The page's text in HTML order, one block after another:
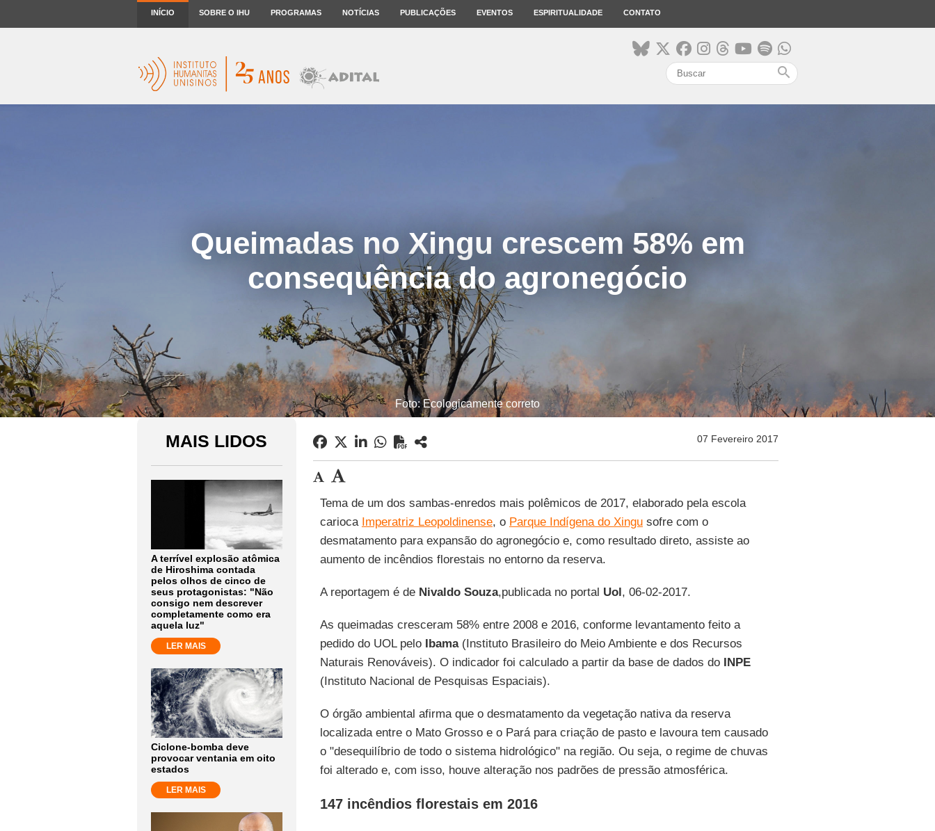
INÍCIO SOBRE O IHU PROGRAMAS NOTÍCIAS PUBLICAÇÕES EVENTOS ESPIRITUALIDADE CONTATO
search
Queimadas no Xingu crescem 58% em
consequência do agronegócio
Foto: Ecologicamente correto
MAIS LIDOS
A terrível explosão atômica
de Hiroshima contada
pelos olhos de cinco de
seus protagonistas: "Não
consigo nem descrever
completamente como era
aquela luz"
LER MAIS
Ciclone-bomba deve
provocar ventania em oito
estados
LER MAIS
07 Fevereiro 2017
Tema de um dos sambas-enredos mais polêmicos de 2017, elaborado pela escola
carioca Imperatriz Leopoldinense, o Parque Indígena do Xingusofre com o
desmatamento para expansão do agronegócio e, como resultado direto, assiste ao
aumento de incêndios florestais no entorno da reserva.
A reportagem é de Nivaldo Souza,publicada no portal Uol, 06-02-2017.
As queimadas cresceram 58% entre 2008 e 2016, conforme levantamento feito a
pedido do UOL pelo Ibama(Instituto Brasileiro do Meio Ambiente e dos Recursos
Naturais Renováveis). O indicador foi calculado a partir da base de dados do INPE
(Instituto Nacional de Pesquisas Espaciais).
O órgão ambiental afirma que o desmatamento da vegetação nativa da reserva
localizada entre o Mato Grosso e o Pará para criação de pasto e lavoura tem causado
o "desequilíbrio de todo o sistema hidrológico" na região. Ou seja, o regime de chuvas
foi alterado e, com isso, houve alteração nos padrões de pressão atmosférica.
147 incêndios florestais em 2016